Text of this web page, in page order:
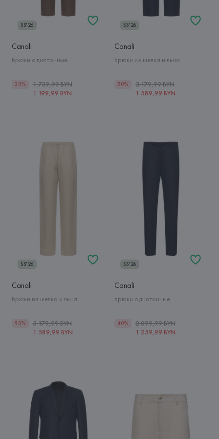
SS'26
Canali
Брюки однотонные
30%
1 739,99 BYN
1 199,99 BYN
SS'26
Canali
Брюки из шелка и льна
50%
3 179,99 BYN
1 589,99 BYN
SS'26
Canali
Брюки из шелка и льна
50%
3 179,99 BYN
1 589,99 BYN
SS'26
Canali
Брюки однотонные
40%
2 099,99 BYN
1 259,99 BYN